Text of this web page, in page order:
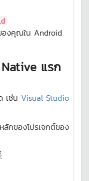
องคุณใน Android
แรก
เช่น Visual Studio
ลักของโปรเจกต์ของ